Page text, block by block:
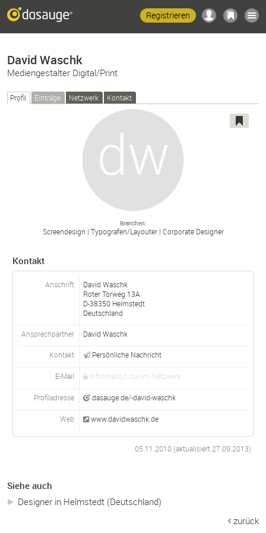
Registrieren
David Waschk
Mediengestalter Digital/Print
Profil Einträge Netzwerk Kontakt
Branchen
Screendesign Typografen/Layouter Corporate Designer
Kontakt
Anschrift
David Waschk
Roter Torweg 13A
D-38350 Helmstedt
Deutschland
Ansprechpartner David Waschk
Kontakt Persönliche Nachricht
E-Mail Information nur im Netzwerk
Profiladresse dasauge.de/-david-waschk
Web www.davidwaschk.de
05.11.2010 (aktualisiert 27.09.2013)
Siehe auch
Designer in Helmstedt (Deutschland)
zurück